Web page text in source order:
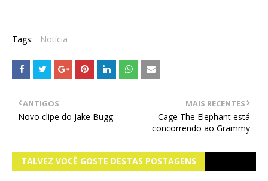
Tags: Notícia
MAIS RECENTES
Cage The Elephant está
concorrendo ao Grammy
ANTIGOS
Novo clipe do Jake Bugg
TALVEZ VOCÊ GOSTE DESTAS POSTAGENS